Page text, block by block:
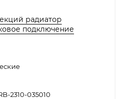
радиатор
подключение
2310-035010